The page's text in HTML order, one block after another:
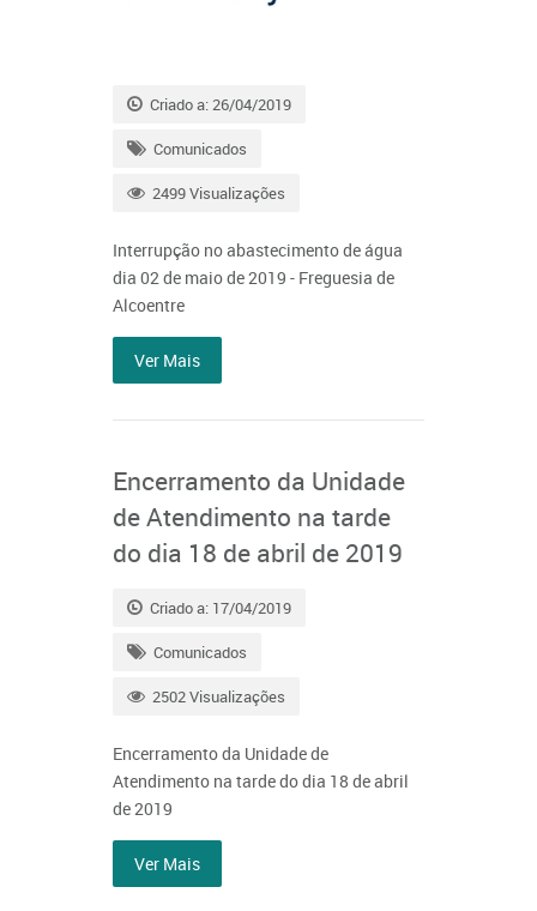
Criado a: 26/04/2019
Comunicados
2499 Visualizações
Interrupção no abastecimento de água
dia 02 de maio de 2019 - Freguesia de
Alcoentre
Ver Mais
Encerramento da Unidade
de Atendimento na tarde
do dia 18 de abril de 2019
Criado a: 17/04/2019
Comunicados
2502 Visualizações
Encerramento da Unidade de
Atendimento na tarde do dia 18 de abril
de 2019
Ver Mais